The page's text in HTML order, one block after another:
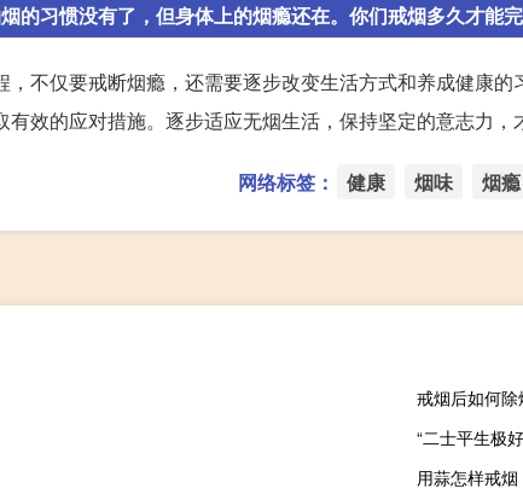
的习惯没有了，但身体上的烟瘾还在。你们戒烟多久才能
，不仅要戒断烟瘾，还需要逐步改变生活方式和养成健康
效的应对措施。逐步适应无烟生活，保持坚定的意志力，
网络标签： 健康 烟味 烟瘾
戒烟后如何除
“二士平生极
用蒜怎样戒烟